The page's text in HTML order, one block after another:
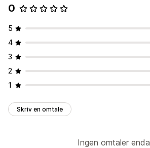
0
5
4
3
2
1
Skriv en omtale
Ingen omtaler enda